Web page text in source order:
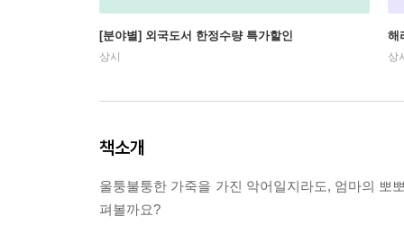
[분야별] 외국도서 한정수량 특가할인
상시
해
상
책소개
울퉁불퉁한 가죽을 가진 악어일지라도, 엄마의 뽀
펴볼까요?